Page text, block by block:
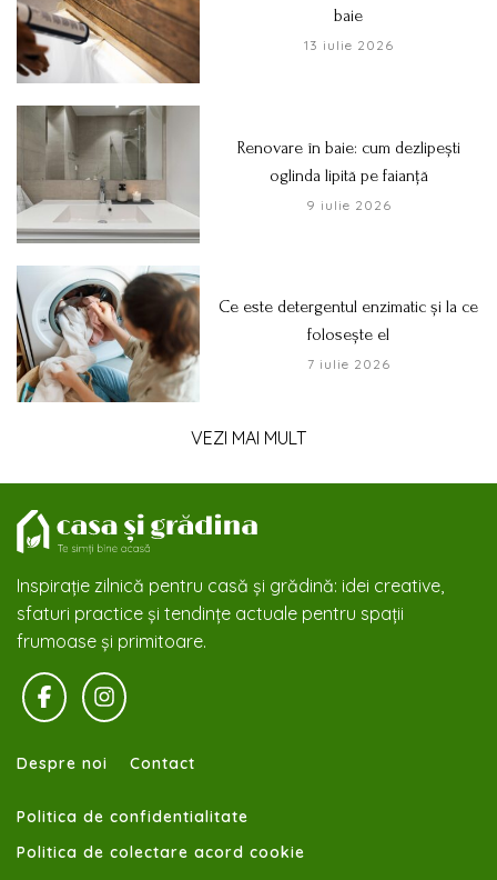
baie
13 iulie 2026
Renovare în baie: cum dezlipești
oglinda lipită pe faianță
9 iulie 2026
Ce este detergentul enzimatic și la ce
folosește el
7 iulie 2026
VEZI MAI MULT
Inspirație zilnică pentru casă și grădină: idei creative,
sfaturi practice și tendințe actuale pentru spații
frumoase și primitoare.
Despre noi Contact
Politica de confidentialitate
Politica de colectare acord cookie